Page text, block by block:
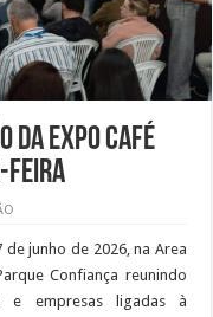
da Expo Café
feira
de junho de 2026, na Area
Confiança reunindo
e empresas ligadas à